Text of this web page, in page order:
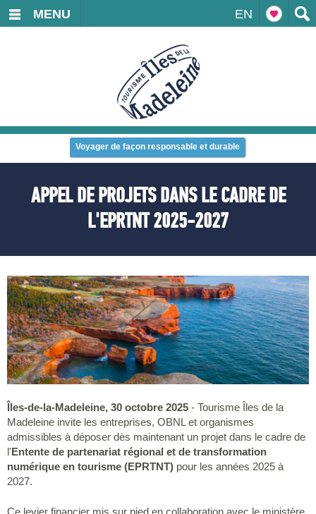
EN
MENU
Voyager de façon responsable et durable
APPEL DE PROJETS DANS LE CADRE DE
L'EPRTNT 2025-2027
Îles-de-la-Madeleine, 30 octobre 2025 - Tourisme Îles de la
Madeleine invite les entreprises, OBNL et organismes
admissibles à déposer dès maintenant un projet dans le cadre de
l'Entente de partenariat régional et de transformation
numérique en tourisme (EPRTNT) pour les années 2025 à
2027.
Ce levier financier mis sur pied en collaboration avec le ministère